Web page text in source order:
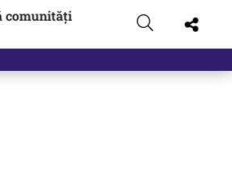
comunități